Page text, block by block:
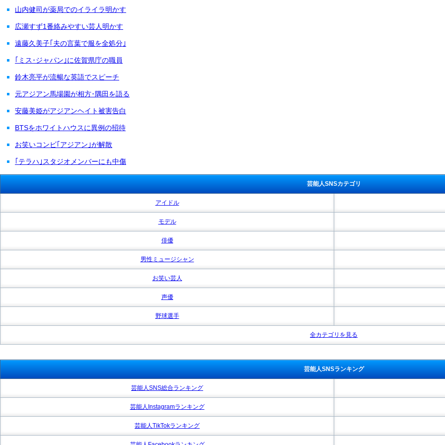
山内健司が薬局でのイライラ明かす
広瀬すず1番絡みやすい芸人明かす
遠藤久美子｢夫の言葉で服を全処分｣
｢ミス･ジャパン｣に佐賀県庁の職員
鈴木亮平が流暢な英語でスピーチ
元アジアン馬場園が相方･隅田を語る
安藤美姫がアジアンヘイト被害告白
BTSをホワイトハウスに異例の招待
お笑いコンビ｢アジアン｣が解散
｢テラハ｣スタジオメンバーにも中傷
芸能人SNSカテゴリ
アイドル
モデル
俳優
男性ミュージシャン
お笑い芸人
声優
野球選手
全カテゴリを見る
芸能人SNSランキング
芸能人SNS総合ランキング
芸能人Instagramランキング
芸能人TikTokランキング